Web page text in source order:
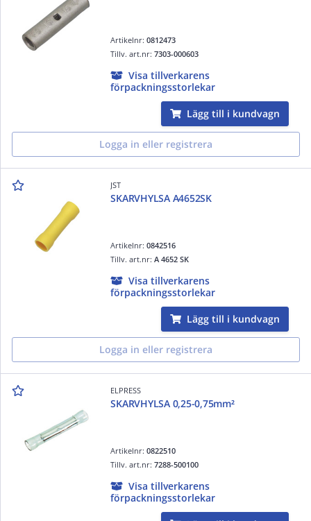
Artikelnr:0812473
Tillv. art.nr:7303-000603
Visa tillverkarens
förpackningsstorlekar
Lägg till i kundvagn
Logga in eller registrera
JST
SKARVHYLSA A4652SK
Artikelnr:0842516
Tillv. art.nr:A 4652 SK
Visa tillverkarens
förpackningsstorlekar
Lägg till i kundvagn
Logga in eller registrera
ELPRESS
SKARVHYLSA 0,25-0,75mm²
Artikelnr:0822510
Tillv. art.nr:7288-500100
Visa tillverkarens
förpackningsstorlekar